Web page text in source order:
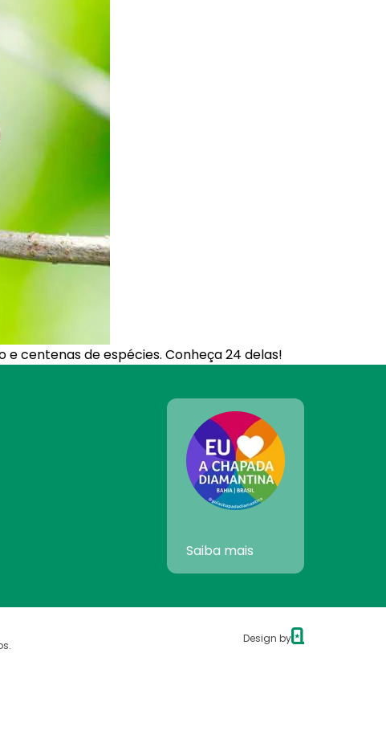
centenas de espécies. Conheça 24 delas!
Saiba mais
Design by